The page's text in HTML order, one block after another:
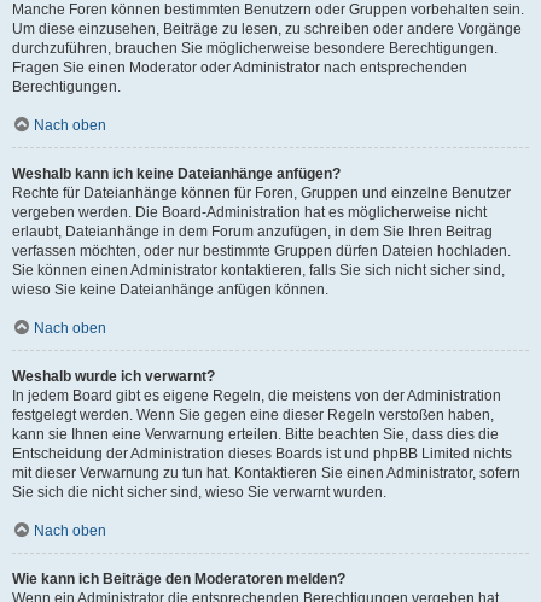
Manche Foren können bestimmten Benutzern oder Gruppen vorbehalten sein.
Um diese einzusehen, Beiträge zu lesen, zu schreiben oder andere Vorgänge
durchzuführen, brauchen Sie möglicherweise besondere Berechtigungen.
Fragen Sie einen Moderator oder Administrator nach entsprechenden
Berechtigungen.
Nach oben
Weshalb kann ich keine Dateianhänge anfügen?
Rechte für Dateianhänge können für Foren, Gruppen und einzelne Benutzer
vergeben werden. Die Board-Administration hat es möglicherweise nicht
erlaubt, Dateianhänge in dem Forum anzufügen, in dem Sie Ihren Beitrag
verfassen möchten, oder nur bestimmte Gruppen dürfen Dateien hochladen.
Sie können einen Administrator kontaktieren, falls Sie sich nicht sicher sind,
wieso Sie keine Dateianhänge anfügen können.
Nach oben
Weshalb wurde ich verwarnt?
In jedem Board gibt es eigene Regeln, die meistens von der Administration
festgelegt werden. Wenn Sie gegen eine dieser Regeln verstoßen haben,
kann sie Ihnen eine Verwarnung erteilen. Bitte beachten Sie, dass dies die
Entscheidung der Administration dieses Boards ist und phpBB Limited nichts
mit dieser Verwarnung zu tun hat. Kontaktieren Sie einen Administrator, sofern
Sie sich die nicht sicher sind, wieso Sie verwarnt wurden.
Nach oben
Wie kann ich Beiträge den Moderatoren melden?
Wenn ein Administrator die entsprechenden Berechtigungen vergeben hat,